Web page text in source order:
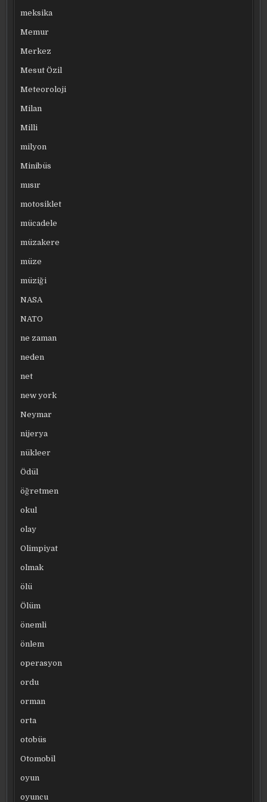
meksika
Memur
Merkez
Mesut Özil
Meteoroloji
Milan
Milli
milyon
Minibüs
mısır
motosiklet
mücadele
müzakere
müze
müziği
NASA
NATO
ne zaman
neden
net
new york
Neymar
nijerya
nükleer
Ödül
öğretmen
okul
olay
Olimpiyat
olmak
ölü
Ölüm
önemli
önlem
operasyon
ordu
orman
orta
otobüs
Otomobil
oyun
oyuncu